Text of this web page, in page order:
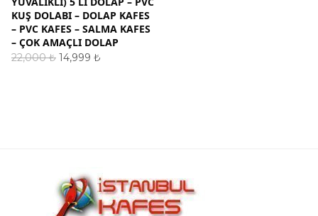
KUŞ DOLABI – DOLAP KAFES
– PVC KAFES – SALMA KAFES
– ÇOK AMAÇLI DOLAP
22,000₺ Orijinal
14,999 ₺